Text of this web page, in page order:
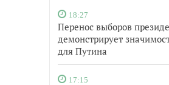
18:27
Перенос выборов
демонстрирует
для Путина
17:15